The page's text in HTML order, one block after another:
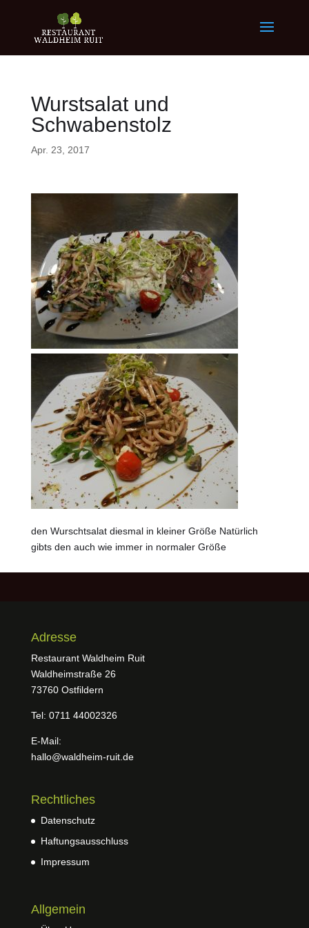
Wurstsalat und
Schwabenstolz
Apr. 23, 2017
den Wurschtsalat diesmal in kleiner Größe Natürlich
gibts den auch wie immer in normaler Größe
Adresse
Restaurant Waldheim Ruit
Waldheimstraße 26
73760 Ostfildern
Tel: 0711 44002326
E-Mail:
hallo@waldheim-ruit.de
Rechtliches
Datenschutz
Haftungsausschluss
Impressum
Allgemein